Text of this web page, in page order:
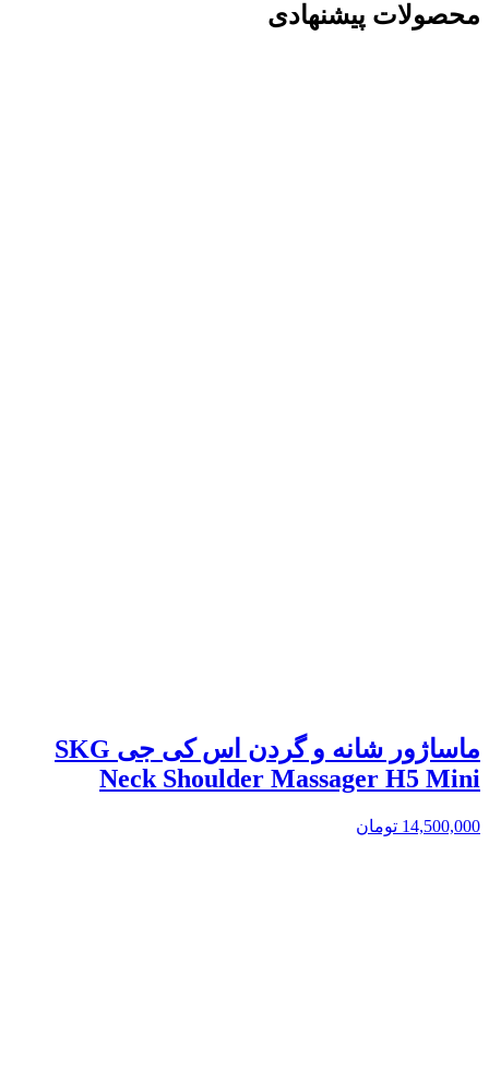
محصولات پیشنهادی
ماساژور شانه و گردن اس کی جی SKG
Neck Shoulder Massager H5 Mini
14,500,000 تومان